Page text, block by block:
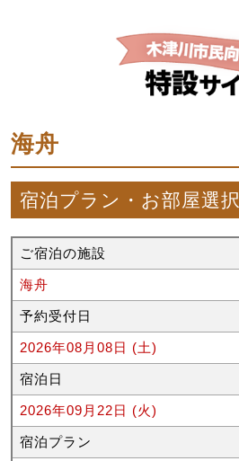
海舟
宿泊プラン・お部屋選択
ご宿泊の施設
海舟
予約受付日
2026年08月08日 (土)
宿泊日
2026年09月22日 (火)
宿泊プラン